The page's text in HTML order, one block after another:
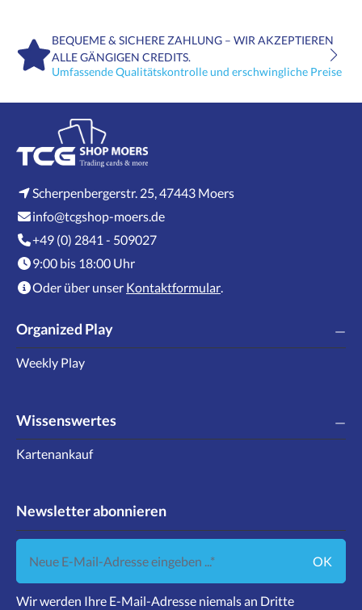
BEQUEME & SICHERE ZAHLUNG – WIR AKZEPTIEREN
ALLE GÄNGIGEN CREDITS.
Umfassende Qualitätskontrolle und erschwingliche Preise
Scherpenbergerstr. 25, 47443 Moers
info@tcgshop-moers.de
+49 (0) 2841 - 509027
9:00 bis 18:00 Uhr
Oder über unser Kontaktformular.
Organized Play
Weekly Play
Wissenswertes
Kartenankauf
Newsletter abonnieren
OK
Wir werden Ihre E-Mail-Adresse niemals an Dritte